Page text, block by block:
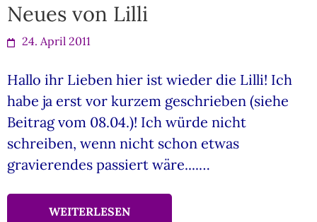
Neues von Lilli
24. April 2011
Hallo ihr Lieben hier ist wieder die Lilli! Ich
habe ja erst vor kurzem geschrieben (siehe
Beitrag vom 08.04.)! Ich würde nicht
schreiben, wenn nicht schon etwas
gravierendes passiert wäre....…
WEITERLESEN